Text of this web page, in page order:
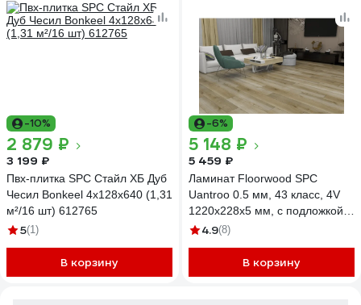
-10%
2 879 ₽
3 199 ₽
Пвх-плитка SPC Стайл ХБ Дуб
Чесил Bonkeel 4x128x640 (1,31
м²/16 шт) 612765
5(1)
В корзину
-6%
5 148 ₽
5 459 ₽
Ламинат Floorwood SPC
Uantroo 0.5 мм, 43 класс, 4V
1220x228x5 мм, c подложкой,
Дуб Франк/Frank Oak, 2.23
4.9(8)
В корзину